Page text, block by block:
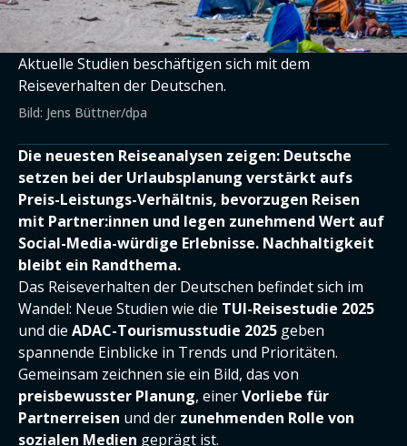
Aktuelle Studien beschäftigen sich mit dem
Reiseverhalten der Deutschen.
Bild: Jens Büttner/dpa
Die neuesten Reiseanalysen zeigen: Deutsche
setzen bei der Urlaubsplanung verstärkt aufs
Preis-Leistungs-Verhältnis, bevorzugen Reisen
mit Partner:innen und legen zunehmend Wert auf
Social-Media-würdige Erlebnisse. Nachhaltigkeit
bleibt ein Randthema.
Das Reiseverhalten der Deutschen befindet sich im
Wandel: Neue Studien wie die TUI-Reisestudie 2025
und die ADAC-Tourismusstudie 2025 geben
spannende Einblicke in Trends und Prioritäten.
Gemeinsam zeichnen sie ein Bild, das von
preisbewusster Planung, einerVorliebe für
Partnerreisen und der zunehmenden Rolle von
sozialen Medien geprägt ist.